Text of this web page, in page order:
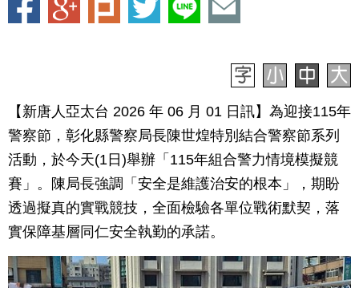
【新唐人亞太台 2026 年 06 月 01 日訊】為迎接115年
警察節，彰化縣警察局長陳世煌特別結合警察節系列
活動，於今天(1日)舉辦「115年組合警力情境模擬競
賽」。陳局長強調「安全是維護治安的根本」，期盼
透過擬真的實戰競技，全面檢驗各單位戰術默契，落
實保障基層同仁安全執勤的承諾。